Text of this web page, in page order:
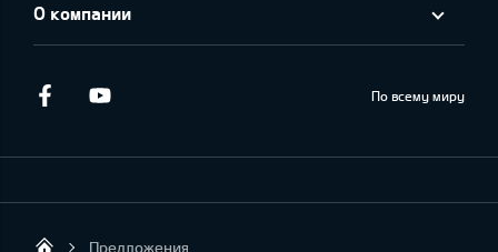
О компании
Facebook По всему миру
Предложения